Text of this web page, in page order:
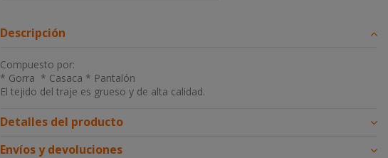
Descripción
Compuesto por:
* Gorra * Casaca * Pantalón
El tejido del traje es grueso y de alta calidad.
Detalles del producto
Envíos y devoluciones